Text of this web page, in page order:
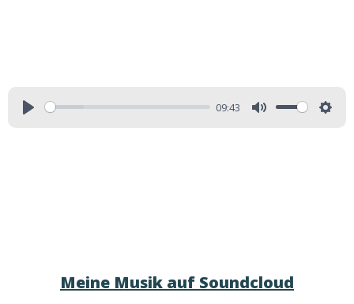
09:43
Meine Musik auf Soundcloud